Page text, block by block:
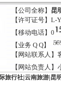
【公司全称】 昆
【许可证号】L-
【移动电话】0
【业务 Q Q】
【网站联系人
【网站负责人】
旅行社| 云南旅游| 昆